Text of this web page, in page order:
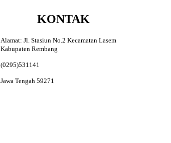
KONTAK
Alamat: Jl. Stasiun No.2 Kecamatan Lasem
Kabupaten Rembang
(0295)531141
Jawa Tengah 59271